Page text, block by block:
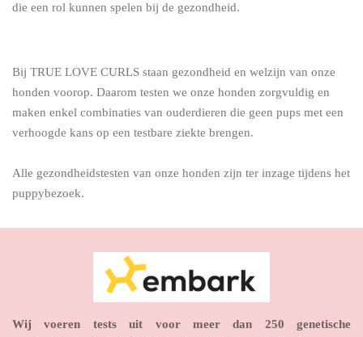
die een rol kunnen spelen bij de gezondheid.
Bij TRUE LOVE CURLS staan gezondheid en welzijn van onze
honden voorop. Daarom testen we onze honden zorgvuldig en
maken enkel combinaties van ouderdieren die geen pups met een
verhoogde kans op een testbare ziekte brengen.
Alle gezondheidstesten van onze honden zijn ter inzage tijdens het
puppybezoek.
Wij voeren tests uit voor meer dan 250 genetische